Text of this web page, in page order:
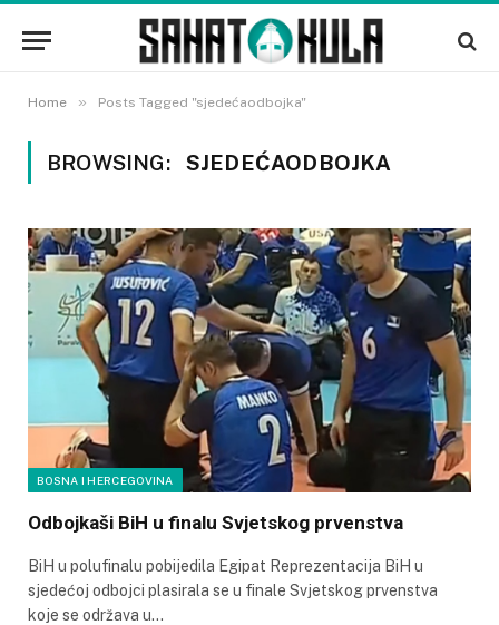
Home » Posts Tagged "sjedećaodbojka"
BROWSING: SJEDEĆAODBOJKA
BOSNA I HERCEGOVINA
Odbojkaši BiH u finalu Svjetskog prvenstva
BiH u polufinalu pobijedila Egipat Reprezentacija BiH u
sjedećoj odbojci plasirala se u finale Svjetskog prvenstva
koje se održava u…